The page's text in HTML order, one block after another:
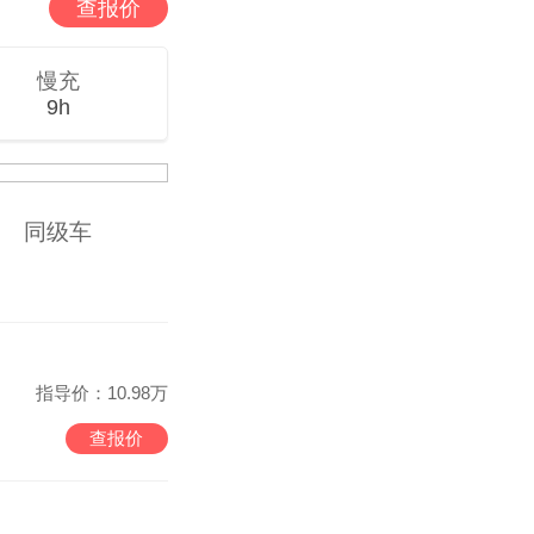
查报价
慢充
9h
同级车
指导价：10.98万
查报价